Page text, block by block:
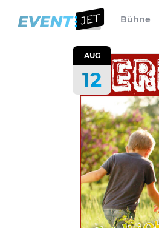
Bühne
AUG
12